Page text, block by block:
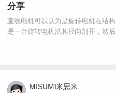
分享
直线电机可以认为是旋转电机在结
是一台旋转电机沿其径向剖开，然后
MISUMI米思米